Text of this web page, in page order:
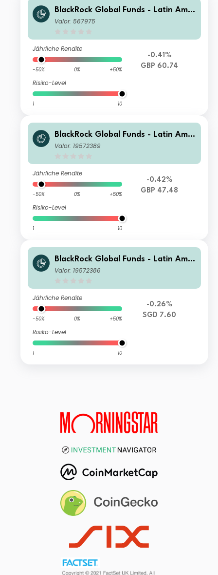
BlackRock Global Funds - Latin Amer
ican Fund A2
Valor: 567975
Jährliche Rendite
-50% 0% +50%
Risiko-Level
1 10
-0.41%
GBP 60.74
BlackRock Global Funds - Latin Amer
ican Fund D4
Valor: 19572389
Jährliche Rendite
-50% 0% +50%
Risiko-Level
1 10
-0.42%
GBP 47.48
BlackRock Global Funds - Latin Amer
ican Fund D2 SGD Hedged
Valor: 19572386
Jährliche Rendite
-50% 0% +50%
Risiko-Level
1 10
-0.26%
SGD 7.60